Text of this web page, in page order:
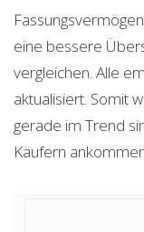
eine bessere
vergleichen. Alle
aktualisiert. Somit
gerade im Trend
Käufern